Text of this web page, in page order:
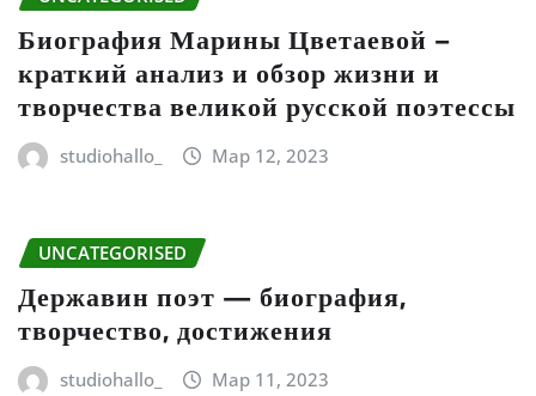
Биография Марины Цветаевой –
краткий анализ и обзор жизни и
творчества великой русской поэтессы
studiohallo_ Мар 12, 2023
UNCATEGORISED
Державин поэт — биография,
творчество, достижения
studiohallo_ Мар 11, 2023